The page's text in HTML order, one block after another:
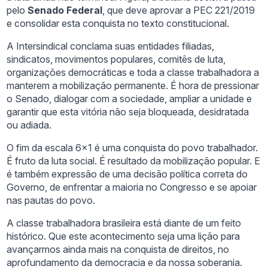
peloSenado Federal , que deve aprovar a PEC 221/2019
e consolidar esta conquista no texto constitucional.
A Intersindical conclama suas entidades filiadas,
sindicatos, movimentos populares, comitês de luta,
organizações democráticas e toda a classe trabalhadora a
manterem a mobilização permanente. É hora de pressionar
o Senado, dialogar com a sociedade, ampliar a unidade e
garantir que esta vitória não seja bloqueada, desidratada
ou adiada.
O fim da escala 6×1 é uma conquista do povo trabalhador.
É fruto da luta social. É resultado da mobilização popular. E
é também expressão de uma decisão política correta do
Governo, de enfrentar a maioria no Congresso e se apoiar
nas pautas do povo.
A classe trabalhadora brasileira está diante de um feito
histórico. Que este acontecimento seja uma lição para
avançarmos ainda mais na conquista de direitos, no
aprofundamento da democracia e da nossa soberania.